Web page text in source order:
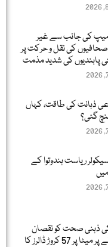
کی جانب سے غیر
کی نقل و حرکت پر
پابندیوں کی شدید مذمت
ذہانت کی طاقت، کہاں
گئی؟
ریاست ہندوتوا کے
ذہنی صحت کو نقصان
پہنچانے پر میٹا پر 57 کروڑ ڈالرز کا